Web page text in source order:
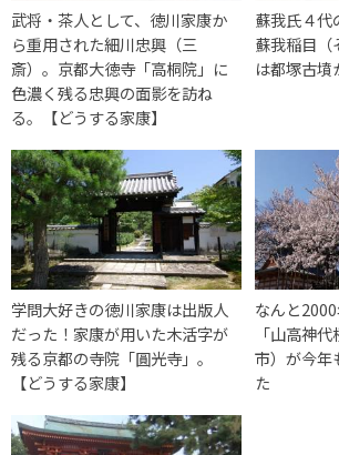
武将・茶人として、徳川家康か
ら重用された細川忠興（三
斎）。京都大徳寺「高桐院」に
色濃く残る忠興の面影を訪ね
る。【どうする家康】
蘇我氏４代
蘇我稲目（
は都塚古墳
学問大好きの徳川家康は出版人
だった！家康が用いた木活字が
残る京都の寺院「圓光寺」。
【どうする家康】
なんと
「山高神
市）が今年
た